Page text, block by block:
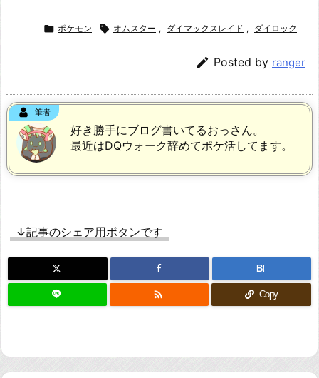
 ポケモン  オムスター , ダイマックスレイド , ダイロック
 Posted by ranger
筆者
好き勝手にブログ書いてるおっさん。
最近はDQウォーク辞めてポケ活してます。
↓記事のシェア用ボタンです
B!
 Copy